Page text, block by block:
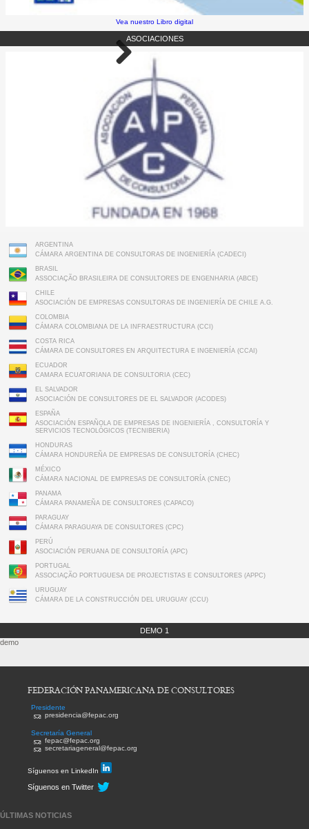
Vea nuestro Libro digital
ASOCIACIONES
ARGENTINA
CÁMARA ARGENTINA DE CONSULTORAS DE INGENIERÍA (CADECI)
BRASIL
ASSOCIAÇÃO BRASILEIRA DE CONSULTORES DE ENGENHARIA (ABCE)
CHILE
ASOCIACIÓN DE EMPRESAS CONSULTORAS DE INGENIERÍA DE CHILE A.G.
COLOMBIA
CÁMARA COLOMBIANA DE LA INFRAESTRUCTURA (CCI)
COSTA RICA
CÁMARA DE CONSULTORES EN ARQUITECTURA E INGENIERÍA (CCAI)
ECUADOR
CAMARA ECUATORIANA DE CONSULTORIA (CEC)
EL SALVADOR
ASOCIACIÓN DE CONSULTORES DE EL SALVADOR (ACODES)
ESPAÑA
ASOCIACIÓN ESPAÑOLA DE EMPRESAS DE INGENIERÍA , CONSULTORÍA Y
SERVICIOS TECNOLÓGICOS (TECNIBERIA)
HONDURAS
CÁMARA HONDUREÑA DE EMPRESAS DE CONSULTORÍA (CHEC)
MÉXICO
CÁMARA NACIONAL DE EMPRESAS DE CONSULTORÍA (CNEC)
PANAMA
CÁMARA PANAMEÑA DE CONSULTORES (CAPACO)
PARAGUAY
CÁMARA PARAGUAYA DE CONSULTORES (CPC)
PERÚ
ASOCIACIÓN PERUANA DE CONSULTORÍA (APC)
PORTUGAL
ASSOCIAÇÃO PORTUGUESA DE PROJECTISTAS E CONSULTORES (APPC)
URUGUAY
CÁMARA DE LA CONSTRUCCIÓN DEL URUGUAY (CCU)
DEMO 1
demo
FEDERACIÓN PANAMERICANA DE CONSULTORES
Presidente
presidencia@fepac.org
Secretaría General
fepac@fepac.org
secretariageneral@fepac.org
Síguenos en LinkedIn
Síguenos en Twitter
ÚLTIMAS NOTICIAS